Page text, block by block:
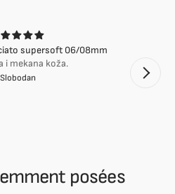
supersoft 06/08mm
i mekana koža.
Slobodan
posées